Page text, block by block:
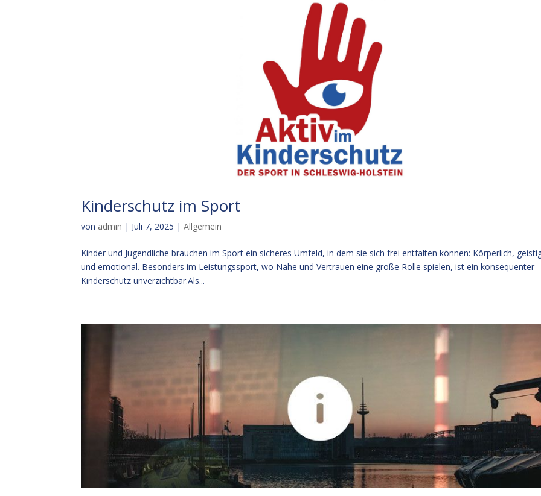
Kinderschutz im Sport
von admin | Juli 7, 2025 |Allgemein
Kinder und Jugendliche brauchen im Sport ein sicheres Umfeld, in dem sie sich frei entfalten können: Körperlich,
und emotional. Besonders im Leistungssport, wo Nähe und Vertrauen eine große Rolle spielen, ist ein konsequenter
Kinderschutz unverzichtbar.Als...